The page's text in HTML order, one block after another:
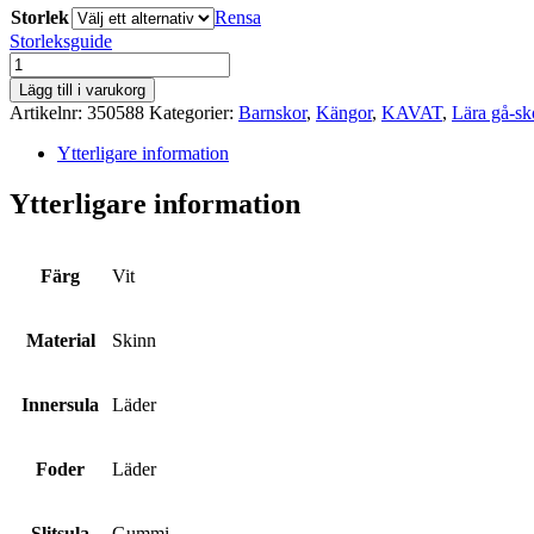
Storlek
Rensa
Storleksguide
KAVAT
mängd
Lägg till i varukorg
Artikelnr: 350588 Kategorier: Barnskor, Kängor, KAVAT, Lära gå-
Ytterligare information
Ytterligare information
Färg Vit
Material Skinn
Innersula Läder
Foder Läder